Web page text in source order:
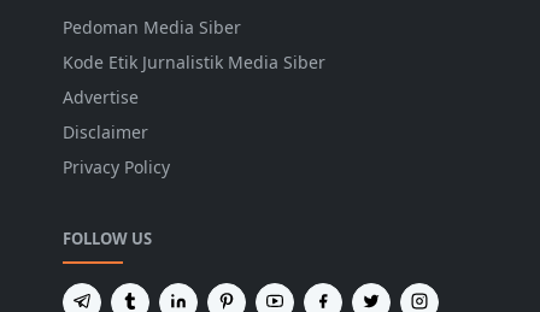
Pedoman Media Siber
Kode Etik Jurnalistik Media Siber
Advertise
Disclaimer
Privacy Policy
FOLLOW US